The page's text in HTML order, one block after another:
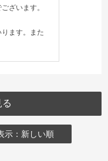
ざいます。
ます。また
る
示：新しい順